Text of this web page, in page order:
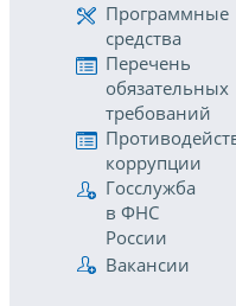
Программные
средства
Перечень
обязательных
требований
коррупции
Госслужба
в ФНС
России
Вакансии